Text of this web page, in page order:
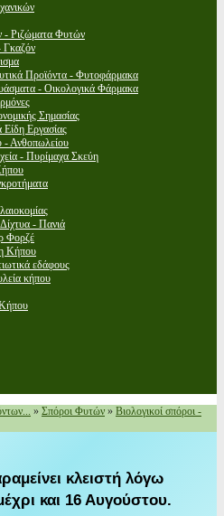
- Ριζώματα Φυτών
Γκαζόν
Προϊόντα - Φυτοφάρμακα
- Οικολογικά Φάρμακα
Σημασίας
Είδη Εργασίας
- Ανθοπωλείου
- Πυρίμαχα Σκεύη
- Πανιά
Φορζέ
Κήπου
εδάφους
κήπου
» Σπόροι Φυτών » Βιολογικοί σπόροι -
κλειστή λόγω
και 16 Αυγούστου.